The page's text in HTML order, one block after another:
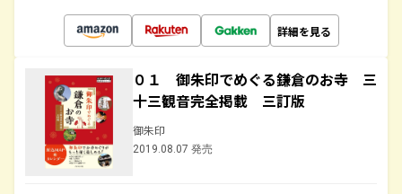
詳細を見る
０１ 御朱印でめぐる鎌倉のお寺 三
十三観音完全掲載 三訂版
御朱印
2019.08.07 発売